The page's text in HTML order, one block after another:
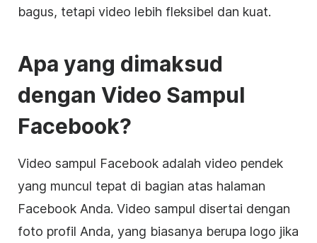
bagus, tetapi video lebih fleksibel dan kuat.
Apa yang dimaksud
dengan Video Sampul
Facebook?
Video sampul Facebook adalah video pendek
yang muncul tepat di bagian atas halaman
Facebook Anda. Video sampul disertai dengan
foto profil Anda, yang biasanya berupa logo jika